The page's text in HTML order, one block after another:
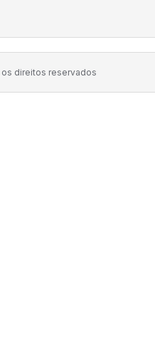
direitos reservados